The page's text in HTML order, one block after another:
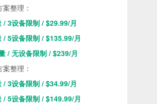
整理：
/ 3设备限制 / $29.99/月
/ 5设备限制 / $135.99/月
/ 无设备限制 / $239/月
整理：
/ 3设备限制 / $34.99/月
/ 5设备限制 / $149.99/月